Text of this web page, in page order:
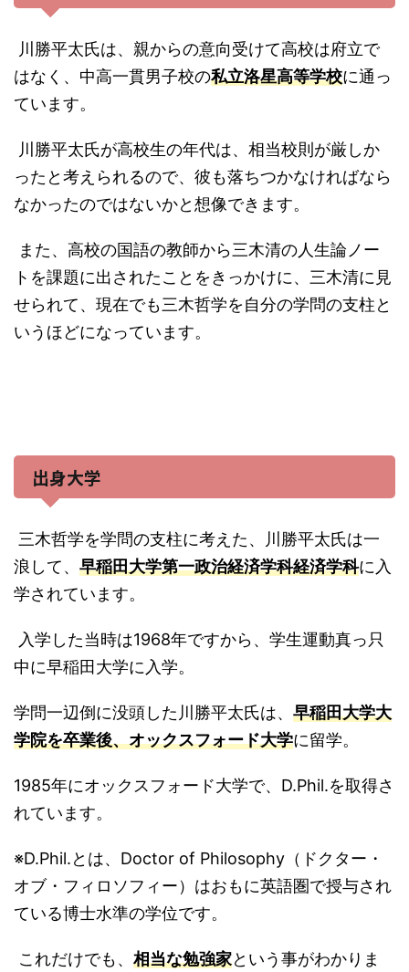
川勝平太氏は、 親からの意向受けて高校は府立で
はなく、中高一貫男子校の私立洛星高等学校に通っ
ています。
川勝平太氏が高校生の年代は、相当校則が厳しか
ったと考えられるので、彼も落ちつかなければなら
なかったのではないかと想像できます。
また、高校の国語の教師から三木清の人生論ノー
トを課題に出されたことをきっかけに、三木清に見
せられて、現在でも三木哲学を自分の学問の支柱と
いうほどになっています。
出身大学
三木哲学を学問の支柱に考えた、川勝平太氏は一
浪して、 早稲田大学第一政治経済学科経済学科に入
学されています。
入学した当時は1968年ですから、学生運動真っ只
中に早稲田大学に入学。
学問一辺倒に没頭した川勝平太氏は、 早稲田大学大
学院を卒業後、オックスフォード大学に留学。
1985年にオックスフォード大学で、D.Phil.を取得さ
れています。
※D.Phil.とは、Doctor of Philosophy（ドクター・
オブ・フィロソフィー）はおもに英語圏で授与され
ている博士水準の学位です。
これだけでも、 相当な勉強家という事がわかりま